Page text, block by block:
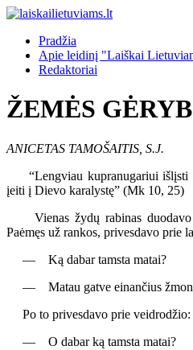
Pradžia
Apie leidinį "Laiškai
Redaktoriai
ŽEMĖS
ANICETAS TAMOŠAITIS, S.J.
“Lengviau kupranugariui išlįsti
įeiti į Dievo karalystę” (Mk 10, 25)
Vienas žydų rabinas duodavo
Paėmęs už rankos, privesdavo prie
— Ką dabar tamsta matai?
— Matau gatve einančius
Po to privesdavo prie veidrodžio:
— O dabar ką tamsta matai?